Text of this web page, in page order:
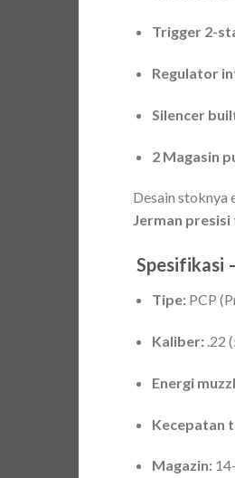
Trigger 2-
Regulator
Silencer
2 Magasin
Desain stoknya
Jerman
Spesifikasi
Tipe:PCP
Kaliber:.22
Energi
Kecepatan
Magazin: